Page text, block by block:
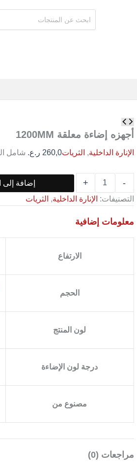
عن:
أجهزه إضاءة معلقة 1200MM
الإنارة الداخلية, الثريات260,0 ر.ع. شامل
-
كمية
أجهزه
إضاءة
معلقة
1200MM
+
إضافة إلى
التصنيفات: الإنارة الداخلية, الثريات
معلومات إضافية
الارتفاع
الحجم
لون المنتج
درجة لون الإضاءة
مصنوع من
مراجعات (0)